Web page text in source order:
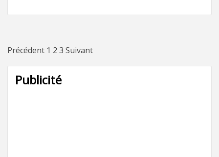
Pagination
des
Précédent 1 2 3 Suivant
Publicité